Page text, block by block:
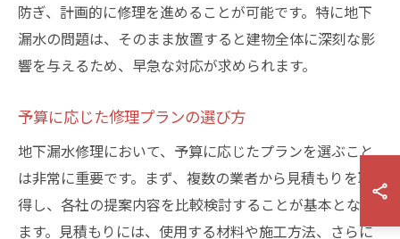
防ぎ、計画的に修理を進めることが可能です。特に地下
漏水の問題は、そのまま放置すると建物全体に深刻な影
響を与えるため、早急な対応が求められます。
予算に応じた修理プランの選び方
地下漏水修理において、予算に応じたプランを選ぶこと
は非常に重要です。まず、複数の業者から見積もりを取
得し、各社の提案内容を比較検討することが基本となり
ます。見積もりには、使用する材料や施工方法、さらに